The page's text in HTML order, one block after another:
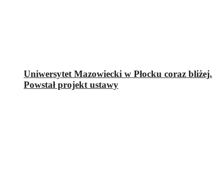
Uniwersytet Mazowiecki w Płocku coraz bliżej.
Powstał projekt ustawy